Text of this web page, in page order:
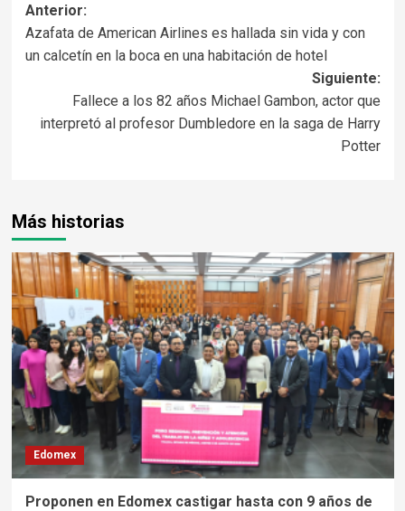
Anterior:
Azafata de American Airlines es hallada sin vida y con
un calcetín en la boca en una habitación de hotel
Siguiente:
Fallece a los 82 años Michael Gambon, actor que
interpretó al profesor Dumbledore en la saga de Harry
Potter
Más historias
Edomex
Proponen en Edomex castigar hasta con 9 años de